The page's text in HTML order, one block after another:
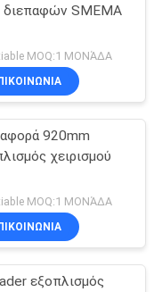
διεπαφών SMEMA
MOQ:1 ΜΟΝΆΔΑ
920mm
χειρισμού
MOQ:1 ΜΟΝΆΔΑ
εξοπλισμός